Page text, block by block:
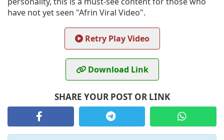
have not yet seen "Afrin Viral Video".
Retry Play Video
Download Link
SHARE YOUR POST OR LINK